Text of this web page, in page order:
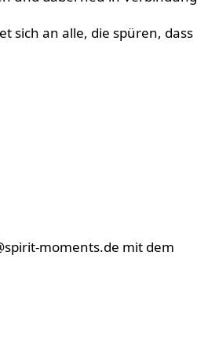
sich an alle, die spüren, dass
moments.de mit dem